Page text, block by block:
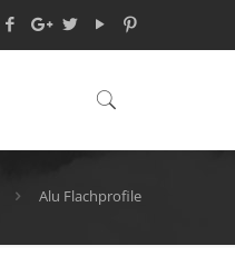
Alu Flachprofile